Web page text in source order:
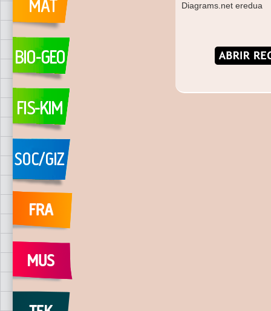
Diagrams.net eredua